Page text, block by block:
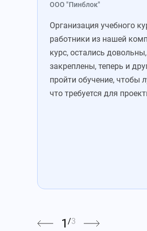
ООО "Пинблок"
Организация учебного
работники из нашей
курс, остались
закреплены, теперь и
пройти обучение, чтобы
что требуется для
1 /3